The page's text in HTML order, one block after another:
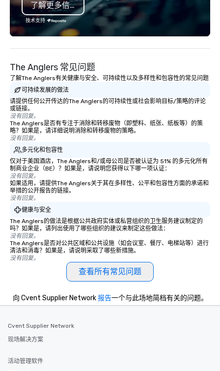
sports team on the planet as The
Savannah Bananas’ Magician First
Base Coach, and subsequently
launched my very own theater tour -
"The Game Changing Magic Tour: The
Fans." | This personable, up-beat, and
experiential style of magic allowed me
to help companies listed on the
fortune-500, mom-and-pop
businesses, new start-ups, Major
League sports teams, World-Series
Champions, A-List celebrities, and
private groups across the country
break down walls, get to know each
other, and create LASTING memories
through magic. | If you're looking for a
personable, engaging, and mind
blowing experience for your group -
send me/my team a message!
move you from point
team at Joshua’s
business or pleasure,
transportation is
了解更多信息
技术支持
The Anglers 常见问题
了解The Anglers有关健康与安全、可持续性以及多样性和包容性的常见问题
可持续发展的做法
请提供任何公开传达的The Anglers的可持续性或社会影响目标/策略的评论
或链接。
没有回复。
The Anglers是否有专注于消除和转移废物（即塑料、纸张、纸板等）的策
略？如果是，请详细说明消除和转移废物的策略。
没有回复。
多元化和包容性
仅对于美国酒店，The Anglers和/或母公司是否被认证为 51% 的多元化所有
制商业企业（BE）？如果是，请说明您获得以下哪一项认证：
没有回复。
如果适用，请提供The Anglers关于其在多样性、公平和包容性方面的承诺和
举措的公开报告的链接。
没有回复。
健康与安全
The Anglers的做法是根据公共政府实体或私营组织的卫生服务建议制定的
吗？如果是，请列出使用了哪些组织的建议来制定这些做法：
没有回复。
The Anglers是否对公共区域和公共设施（如会议室、餐厅、电梯站等）进行
清洁和消毒？如果是，请说明采取了哪些新措施。
没有回复。
查看所有常见问题
向 Cvent Supplier Network报告一个与此场地简档有关的问题。
Cvent Supplier Network
现场解决方案
活动管理软件